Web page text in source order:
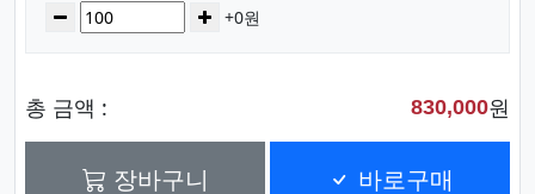
수량감소 증가+0원
총 금액 : 830,000원
장바구니 바로구매